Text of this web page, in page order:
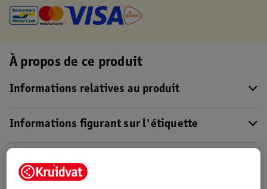
À propos de ce produit
Informations relatives au produit
Informations figurant sur l'étiquette
Nature Impact Score